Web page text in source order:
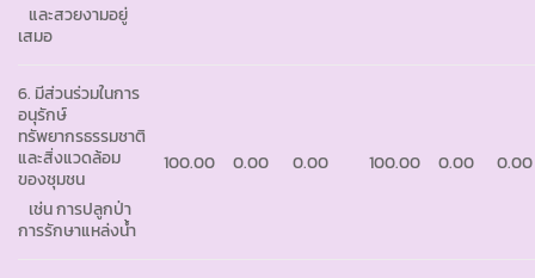
และสวยงามอยู่
เสมอ
6. มีส่วนร่วมในการ
อนุรักษ์
ทรัพยากรธรรมชาติ
และสิ่งแวดล้อม
ของชุมชน
เช่น การปลูกป่า
การรักษาแหล่งน้ำ
100.00 0.00 0.00 100.00 0.00 0.00